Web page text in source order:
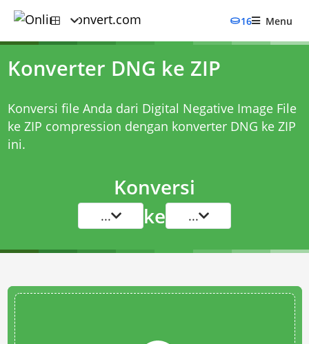
16 Menu
Konverter DNG ke ZIP
Konversi file Anda dari Digital Negative Image File
ke ZIP compression dengan konverter DNG ke ZIP
ini.
Konversi
... ke ...